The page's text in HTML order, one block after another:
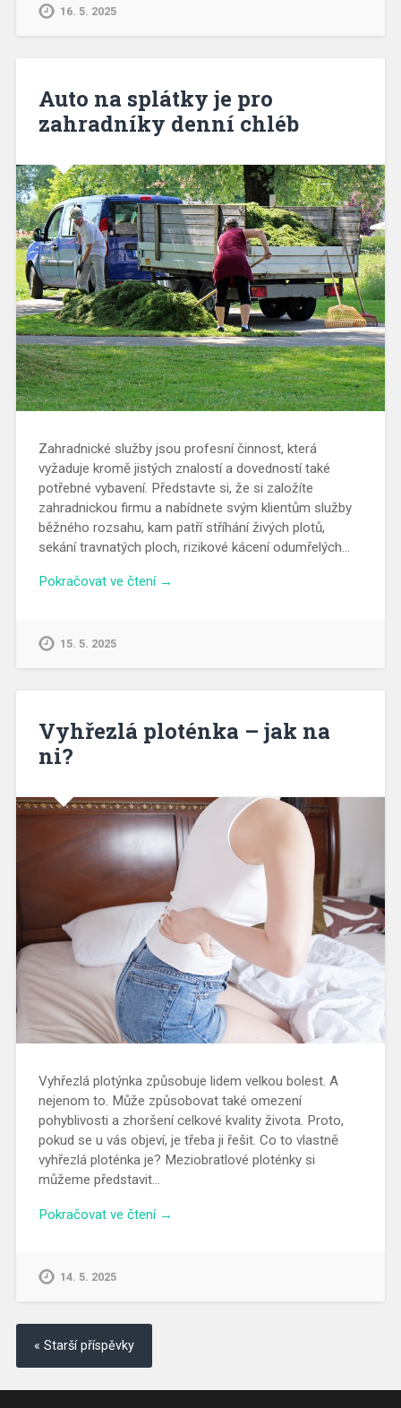
16. 5. 2025
Auto na splátky je pro
zahradníky denní chléb
Zahradnické služby jsou profesní činnost, která
vyžaduje kromě jistých znalostí a dovedností také
potřebné vybavení. Představte si, že si založíte
zahradnickou firmu a nabídnete svým klientům služby
běžného rozsahu, kam patří stříhání živých plotů,
sekání travnatých ploch, rizikové kácení odumřelých…
Pokračovat ve čtení →
15. 5. 2025
Vyhřezlá ploténka – jak na
ni?
Vyhřezlá plotýnka způsobuje lidem velkou bolest. A
nejenom to. Může způsobovat také omezení
pohyblivosti a zhoršení celkové kvality života. Proto,
pokud se u vás objeví, je třeba ji řešit. Co to vlastně
vyhřezlá ploténka je? Meziobratlové ploténky si
můžeme představit…
Pokračovat ve čtení →
14. 5. 2025
« Starší příspěvky